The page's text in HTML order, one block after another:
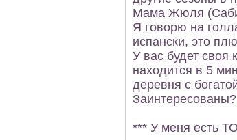
Мама Жюля
Я говорю на
испански, это
У вас будет
находится в 5
деревня с
*** У меня есть